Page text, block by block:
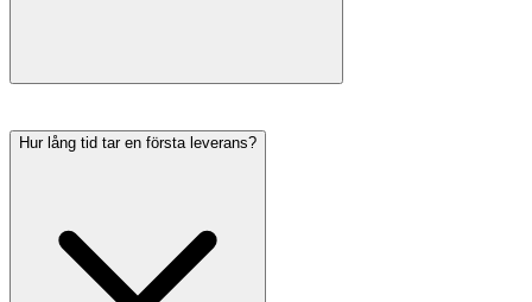
Hur lång tid tar en första leverans?